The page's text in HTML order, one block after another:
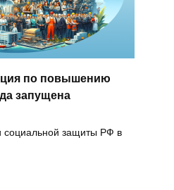
по повышению
запущена
социальной защиты РФ в